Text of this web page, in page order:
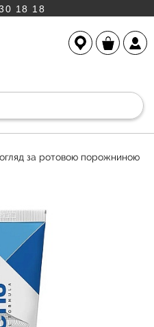
18 18
за ротовою порожниною